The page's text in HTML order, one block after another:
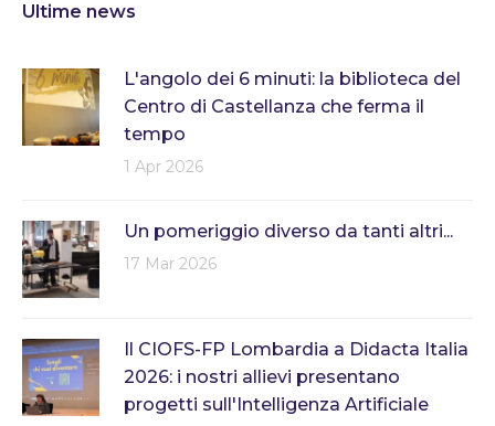
Ultime news
L'angolo dei 6 minuti: la biblioteca del
Centro di Castellanza che ferma il
tempo
1 Apr 2026
Un pomeriggio diverso da tanti altri...
17 Mar 2026
Il CIOFS-FP Lombardia a Didacta Italia
2026: i nostri allievi presentano
progetti sull'Intelligenza Artificiale